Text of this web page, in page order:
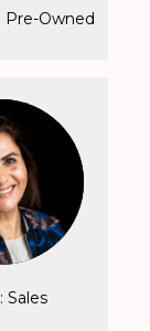
Pre-Owned
Sales